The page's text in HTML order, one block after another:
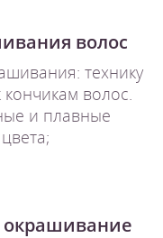
волос
технику
волос.
и плавные
окрашивание